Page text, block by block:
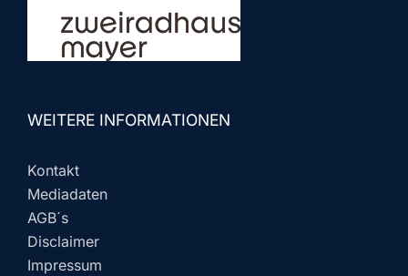
WEITERE INFORMATIONEN
Kontakt
Mediadaten
AGB´s
Disclaimer
Impressum